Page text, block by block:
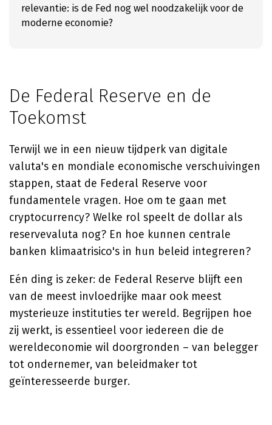
relevantie: is de Fed nog wel noodzakelijk voor de
moderne economie?
De Federal Reserve en de
Toekomst
Terwijl we in een nieuw tijdperk van digitale
valuta's en mondiale economische verschuivingen
stappen, staat de Federal Reserve voor
fundamentele vragen. Hoe om te gaan met
cryptocurrency? Welke rol speelt de dollar als
reservevaluta nog? En hoe kunnen centrale
banken klimaatrisico's in hun beleid integreren?
Eén ding is zeker: de Federal Reserve blijft een
van de meest invloedrijke maar ook meest
mysterieuze instituties ter wereld. Begrijpen hoe
zij werkt, is essentieel voor iedereen die de
wereldeconomie wil doorgronden – van belegger
tot ondernemer, van beleidmaker tot
geïnteresseerde burger.